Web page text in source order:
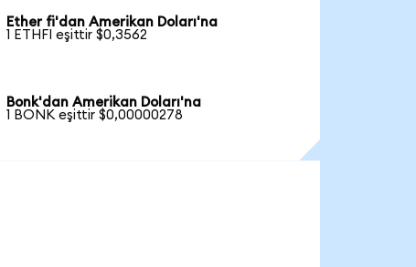
Ether fi'dan Amerikan Doları'na
1 ETHFI eşittir $0,3562
Bonk'dan Amerikan Doları'na
1 BONK eşittir $0,00000278